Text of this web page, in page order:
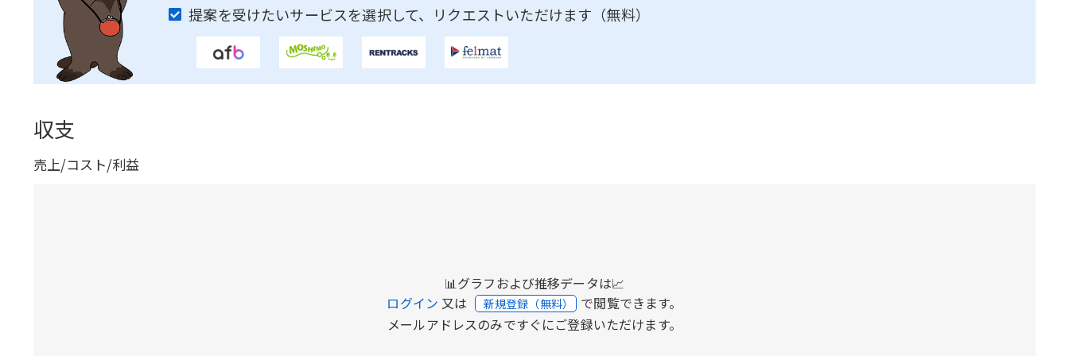
提案を受けたいサービスを選択して、リクエストいただけます（無料）
収支
売上/コスト/利益
📊グラフおよび推移データは📈
ログイン 又は 新規登録（無料） で閲覧できます。
メールアドレスのみですぐにご登録いただけます。